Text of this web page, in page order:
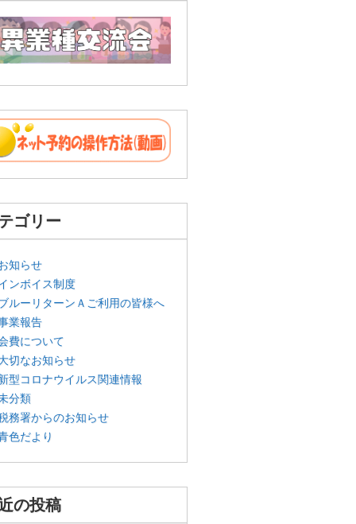
ゴリー
知らせ
ンボイス制度
ルーリターンＡご利用の皆様へ
業報告
費について
切なお知らせ
型コロナウイルス関連情報
分類
務署からのお知らせ
色だより
の投稿